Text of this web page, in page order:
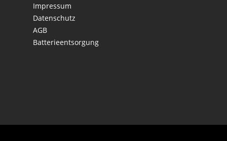
Impressum
Datenschutz
AGB
Batterieentsorgung